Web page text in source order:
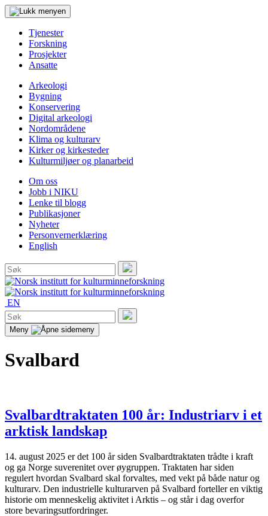
Tjenester
Forskning
Prosjekter
Ansatte
Arkeologi
Bygning
Konservering
Digital arkeologi
Nordområdene
Klima og kulturarv
Kirker og kirkesteder
Kulturmiljøer og planarbeid
Om oss
Jobb i NIKU
Lenke til blogg
Publikasjoner
Nyheter
Personvernerklæring
English
Søk
etter:
Søk
EN
Søk
etter:
Søk
Meny
Svalbard
Svalbardtraktaten 100 år: Industriarv i et
arktisk landskap
14. august 2025 er det 100 år siden Svalbardtraktaten trådte i kraft
og ga Norge suverenitet over øygruppen. Traktaten har siden
regulert hvordan Svalbard skal forvaltes, med vekt på både natur og
kulturarv. Den industrielle kulturarven på Svalbard forteller en viktig
historie om menneskelig aktivitet i Arktis – og står i dag overfor
store bevaringsutfordringer.